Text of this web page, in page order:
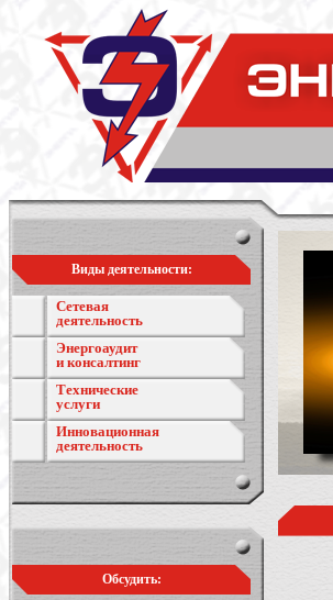
Виды деятельности:
Сетевая
деятельность
Энергоаудит
и консалтинг
Технические
услуги
Инновационная
деятельность
Обсудить: